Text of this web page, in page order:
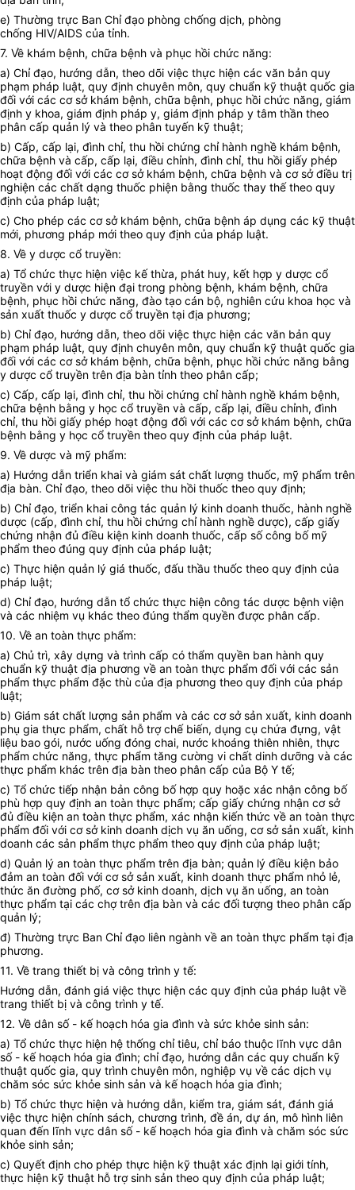
e) Thường trực Ban Chỉ đạo phòng chống dịch, phòng
chống HIV/AIDS của tỉnh.
7. Về khám bệnh, chữa bệnh và phục hồi chức năng:
a) Chỉ đạo, hướng dẫn, theo dõi việc thực hiện các văn bản quy
phạm pháp luật, quy định chuyên môn, quy chuẩn kỹ thuật quốc gia
đối với các cơ sở khám bệnh, chữa bệnh, phục hồi chức năng, giám
định y khoa, giám định pháp y, giám định pháp y tâm thần theo
phân cấp quản lý và theo phân tuyến kỹ thuật;
b) Cấp, cấp lại, đình chỉ, thu hồi chứng chỉ hành nghề khám bệnh,
chữa bệnh và cấp, cấp lại, điều chỉnh, đình chỉ, thu hồi giấy phép
hoạt động đối với các cơ sở khám bệnh, chữa bệnh và cơ sở điều trị
nghiện các chất dạng thuốc phiện bằng thuốc thay thế theo quy
định của pháp luật;
c) Cho phép các cơ sở khám bệnh, chữa bệnh áp dụng các kỹ thuật
mới, phương pháp mới theo quy định của pháp luật.
8. Về y dược cổ truyền:
a) Tổ chức thực hiện việc kế thừa, phát huy, kết hợp y dược cổ
truyền với y dược hiện đại trong phòng bệnh, khám bệnh, chữa
bệnh, phục hồi chức năng, đào tạo cán bộ, nghiên cứu khoa học và
sản xuất thuốc y dược cổ truyền tại địa phương;
b) Chỉ đạo, hướng dẫn, theo dõi việc thực hiện các văn bản quy
phạm pháp luật, quy định chuyên môn, quy chuẩn kỹ thuật quốc gia
đối với các cơ sở khám bệnh, chữa bệnh, phục hồi chức năng bằng
y dược cổ truyền trên địa bàn tỉnh theo phân cấp;
c) Cấp, cấp lại, đình chỉ, thu hồi chứng chỉ hành nghề khám bệnh,
chữa bệnh bằng y học cổ truyền và cấp, cấp lại, điều chỉnh, đình
chỉ, thu hồi giấy phép hoạt động đối với các cơ sở khám bệnh, chữa
bệnh bằng y học cổ truyền theo quy định của pháp luật.
9. Về dược và mỹ phẩm:
a) Hướng dẫn triển khai và giám sát chất lượng thuốc, mỹ phẩm trên
địa bàn. Chỉ đạo, theo dõi việc thu hồi thuốc theo quy định;
b) Chỉ đạo, triển khai công tác quản lý kinh doanh thuốc, hành nghề
dược (cấp, đình chỉ, thu hồi chứng chỉ hành nghề dược), cấp giấy
chứng nhận đủ điều kiện kinh doanh thuốc, cấp số công bố mỹ
phẩm theo đúng quy định của pháp luật;
c) Thực hiện quản lý giá thuốc, đấu thầu thuốc theo quy định của
pháp luật;
d) Chỉ đạo, hướng dẫn tổ chức thực hiện công tác dược bệnh viện
và các nhiệm vụ khác theo đúng thẩm quyền được phân cấp.
10. Về an toàn thực phẩm:
a) Chủ trì, xây dựng và trình cấp có thẩm quyền ban hành quy
chuẩn kỹ thuật địa phương về an toàn thực phẩm đối với các sản
phẩm thực phẩm đặc thù của địa phương theo quy định của pháp
luật;
b) Giám sát chất lượng sản phẩm và các cơ sở sản xuất, kinh doanh
phụ gia thực phẩm, chất hỗ trợ chế biến, dụng cụ chứa đựng, vật
liệu bao gói, nước uống đóng chai, nước khoáng thiên nhiên, thực
phẩm chức năng, thực phẩm tăng cường vi chất dinh dưỡng và các
thực phẩm khác trên địa bàn theo phân cấp của Bộ Y tế;
c) Tổ chức tiếp nhận bản công bố hợp quy hoặc xác nhận công bố
phù hợp quy định an toàn thực phẩm; cấp giấy chứng nhận cơ sở
đủ điều kiện an toàn thực phẩm, xác nhận kiến thức về an toàn thực
phẩm đối với cơ sở kinh doanh dịch vụ ăn uống, cơ sở sản xuất, kinh
doanh các sản phẩm thực phẩm theo quy định của pháp luật;
d) Quản lý an toàn thực phẩm trên địa bàn; quản lý điều kiện bảo
đảm an toàn đối với cơ sở sản xuất, kinh doanh thực phẩm nhỏ lẻ,
thức ăn đường phố, cơ sở kinh doanh, dịch vụ ăn uống, an toàn
thực phẩm tại các chợ trên địa bàn và các đối tượng theo phân cấp
quản lý;
đ) Thường trực Ban Chỉ đạo liên ngành về an toàn thực phẩm tại địa
phương.
11. Về trang thiết bị và công trình y tế:
Hướng dẫn, đánh giá việc thực hiện các quy định của pháp luật về
trang thiết bị và công trình y tế.
12. Về dân số - kế hoạch hóa gia đình và sức khỏe sinh sản:
a) Tổ chức thực hiện hệ thống chỉ tiêu, chỉ báo thuộc lĩnh vực dân
số - kế hoạch hóa gia đình; chỉ đạo, hướng dẫn các quy chuẩn kỹ
thuật quốc gia, quy trình chuyên môn, nghiệp vụ về các dịch vụ
chăm sóc sức khỏe sinh sản và kế hoạch hóa gia đình;
b) Tổ chức thực hiện và hướng dẫn, kiểm tra, giám sát, đánh giá
việc thực hiện chính sách, chương trình, đề án, dự án, mô hình liên
quan đến lĩnh vực dân số - kế hoạch hóa gia đình và chăm sóc sức
khỏe sinh sản;
c) Quyết định cho phép thực hiện kỹ thuật xác định lại giới tính,
thực hiện kỹ thuật hỗ trợ sinh sản theo quy định của pháp luật;